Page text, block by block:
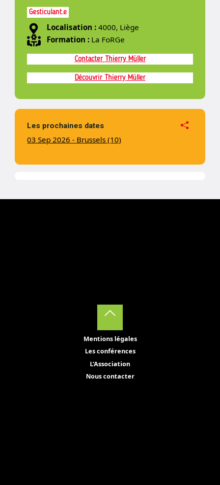
Gesticulant.e
Localisation :4000, Liège
Formation : La FoRGe
Contacter Thierry Müller
Découvrir Thierry Müller
Les prochaines dates
03 Sep 2026 - Brussels (10)
Mentions légales
Les conférences
L’Association
Nous contacter
Back
to
Top